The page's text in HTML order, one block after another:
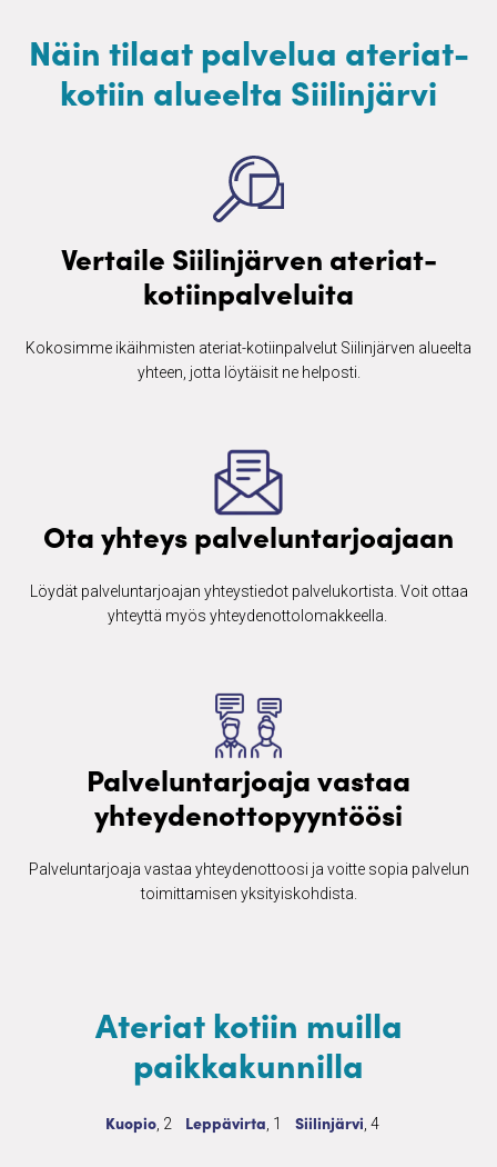
Näin tilaat palvelua ateriat-
kotiin alueelta Siilinjärvi
Vertaile Siilinjärven ateriat-
kotiinpalveluita
Kokosimme ikäihmisten ​ateriat-kotiinpalvelut Siilinjärven alueelta
yhteen, jotta löytäisit ne helposti.
Ota yhteys palveluntarjoajaan
Löydät palveluntarjoajan yhteystiedot palvelukortista. Voit ottaa
yhteyttä myös yhteydenottolomakkeella. ​
Palveluntarjoaja vastaa
yhteydenottopyyntöösi
Palveluntarjoaja vastaa yhteydenottoosi ja voitte sopia palvelun
toimittamisen yksityiskohdista.
Ateriat kotiin muilla
paikkakunnilla
Ateriat kotiin
Kuopio2 palvelua
, 2 Ateriat kotiin
Leppävirta1 palvelua
, 1 Ateriat kotiin
Siilinjärvi4 palvelua
, 4